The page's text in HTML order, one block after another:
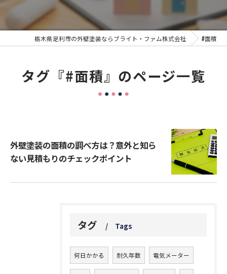
栃木県足利市の外壁塗装ならブライト・ファム株式会社 #面積
タグ『#面積』のページ一覧
外壁塗装の面積の調べ方は？意外と知ら
ない見積もりのチェックポイント
タグ Tags
何日かかる 耐久年数 電気メーター